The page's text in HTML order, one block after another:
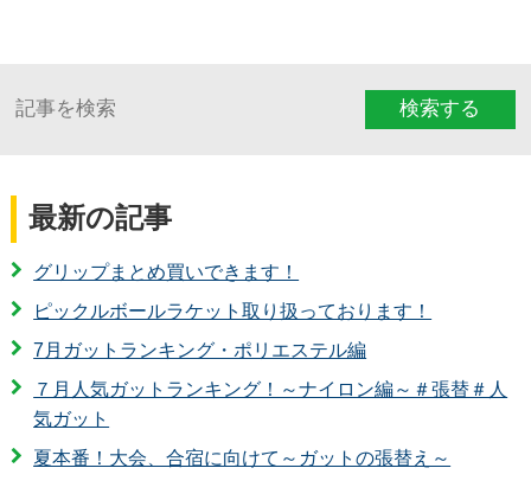
検索する
最新の記事
グリップまとめ買いできます！
ピックルボールラケット取り扱っております！
7月ガットランキング・ポリエステル編
７月人気ガットランキング！～ナイロン編～＃張替＃人
気ガット
夏本番！大会、合宿に向けて～ガットの張替え～